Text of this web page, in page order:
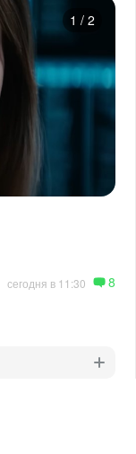
1 / 2
сегодня в 11:30 8